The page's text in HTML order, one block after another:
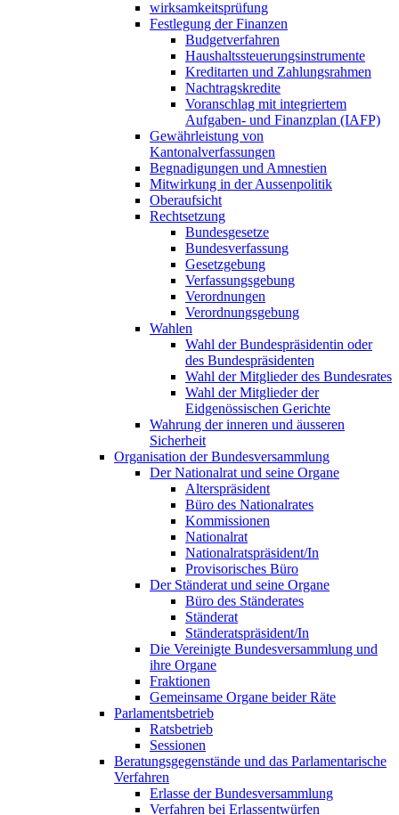
wirksamkeitsprüfung
Festlegung der Finanzen
Budgetverfahren
Haushaltssteuerungsinstrumente
Kreditarten und Zahlungsrahmen
Nachtragskredite
Voranschlag mit integriertem
Aufgaben- und Finanzplan (IAFP)
Gewährleistung von
Kantonalverfassungen
Begnadigungen und Amnestien
Mitwirkung in der Aussenpolitik
Oberaufsicht
Rechtsetzung
Bundesgesetze
Bundesverfassung
Gesetzgebung
Verfassungsgebung
Verordnungen
Verordnungsgebung
Wahlen
Wahl der Bundespräsidentin oder
des Bundespräsidenten
Wahl der Mitglieder des Bundesrates
Wahl der Mitglieder der
Eidgenössischen Gerichte
Wahrung der inneren und äusseren
Sicherheit
Organisation der Bundesversammlung
Der Nationalrat und seine Organe
Alterspräsident
Büro des Nationalrates
Kommissionen
Nationalrat
Nationalratspräsident/In
Provisorisches Büro
Der Ständerat und seine Organe
Büro des Ständerates
Ständerat
Ständeratspräsident/In
Die Vereinigte Bundesversammlung und
ihre Organe
Fraktionen
Gemeinsame Organe beider Räte
Parlamentsbetrieb
Ratsbetrieb
Sessionen
Beratungsgegenstände und das Parlamentarische
Verfahren
Erlasse der Bundesversammlung
Verfahren bei Erlassentwürfen